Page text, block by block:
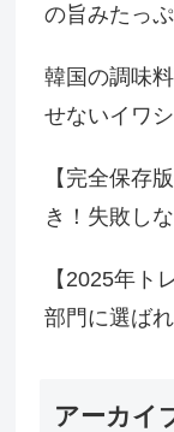
の旨みたっ
韓国の調味
せないイワ
【完全保存
き！失敗し
【2025年ト
部門に選ば
アーカイ